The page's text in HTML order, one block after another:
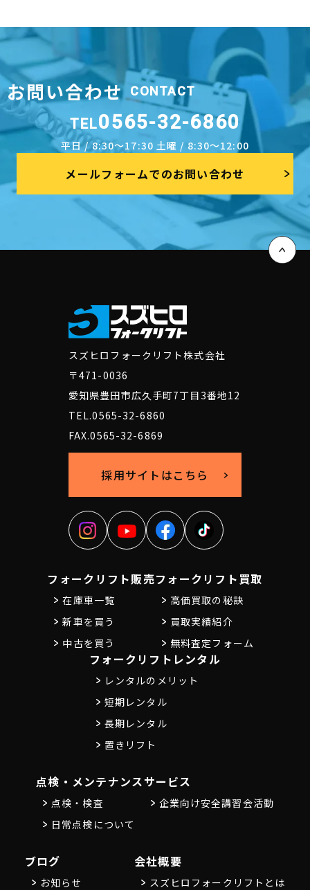
お問い合わせ CONTACT
TEL0565-32-6860
平日 / 8:30～17:30 土曜 / 8:30～12:00
メールフォームでのお問い合わせ
スズヒロフォークリフト株式会社
〒471-0036
愛知県豊田市広久手町7丁目3番地12
TEL.0565-32-6860
FAX.0565-32-6869
採用サイトはこちら
フォークリフト販売
在庫車一覧
新車を買う
中古を買う
フォークリフト買取
高価買取の秘訣
買取実績紹介
無料査定フォーム
フォークリフトレンタル
レンタルのメリット
短期レンタル
長期レンタル
置きリフト
点検・メンテナンス
点検・検査
日常点検について
サービス
企業向け安全講習会活動
ブログ
お知らせ
会社概要
スズヒロフォークリフトとは